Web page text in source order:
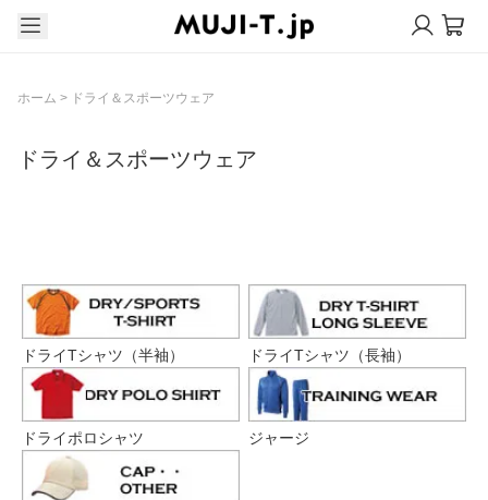
ホーム > ドライ＆スポーツウェア
ドライ＆スポーツウェア
ドライTシャツ（半袖） ドライTシャツ（長袖）
ドライポロシャツ ジャージ